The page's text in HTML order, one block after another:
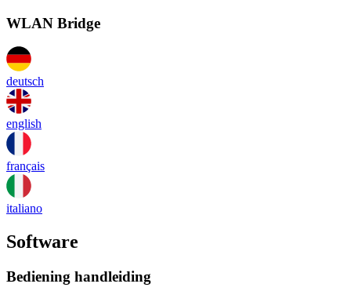
WLAN Bridge
deutsch
english
français
italiano
Software
Bediening handleiding